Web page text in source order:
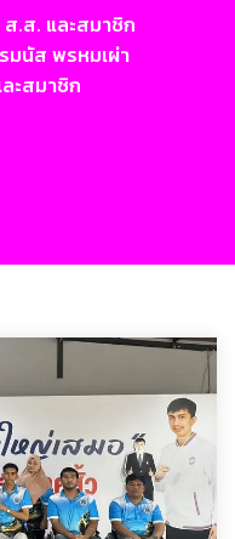
.ส. และสมาชิก
มนัส พรหมเผ่า
ะสมาชิก